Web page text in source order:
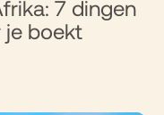
7 dingen
je boekt